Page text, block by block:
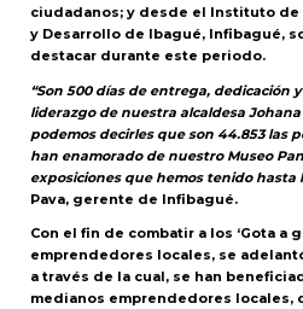
ciudadanos; y desde el Instituto de
y Desarrollo de Ibagué, Infibagué,
destacar durante este periodo.
“Son 500 días de entrega, dedicación
liderazgo de nuestra alcaldesa
podemos decirles que son 44.853 las
han enamorado de nuestro Museo
exposiciones que hemos tenido hasta
Pava, gerente de Infibagué.
Con el fin de combatir a los ‘Gota a
emprendedores locales, se
a través de la cual, se han
medianos emprendedores locales,